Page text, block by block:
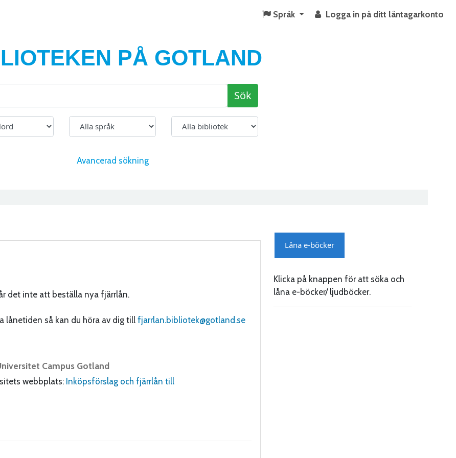
Språk Logga in på ditt låntagarkonto
PÅ GOTLAND
Sök
Avancerad sökning
det inte att beställa nya fjärrlån.
lånetiden så kan du höra av dig till fjarrlan.bibliotek@gotland.se
Campus Gotland
webbplats: Inköpsförslag och fjärrlån till
Klicka på knappen för att söka och
låna e-böcker/ ljudböcker.